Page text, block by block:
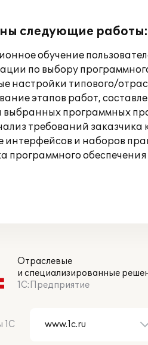
следующие работы:
обучение
по выбору
настройки типового/
этапов работ,
программных
требований заказчика
интерфейсов и наборов
программного
Отраслевые
и специализированные
1С:Предприятие
1С